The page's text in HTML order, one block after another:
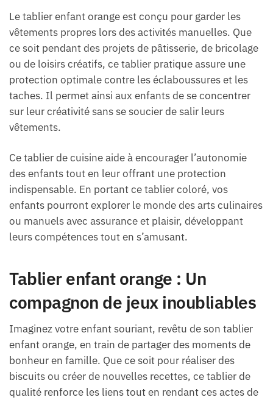
Le tablier enfant orange est conçu pour garder les
vêtements propres lors des activités manuelles. Que
ce soit pendant des projets de pâtisserie, de bricolage
ou de loisirs créatifs, ce tablier pratique assure une
protection optimale contre les éclaboussures et les
taches. Il permet ainsi aux enfants de se concentrer
sur leur créativité sans se soucier de salir leurs
vêtements.
Ce tablier de cuisine aide à encourager l’autonomie
des enfants tout en leur offrant une protection
indispensable. En portant ce tablier coloré, vos
enfants pourront explorer le monde des arts culinaires
ou manuels avec assurance et plaisir, développant
leurs compétences tout en s’amusant.
Tablier enfant orange : Un
compagnon de jeux inoubliables
Imaginez votre enfant souriant, revêtu de son tablier
enfant orange, en train de partager des moments de
bonheur en famille. Que ce soit pour réaliser des
biscuits ou créer de nouvelles recettes, ce tablier de
qualité renforce les liens tout en rendant ces actes de